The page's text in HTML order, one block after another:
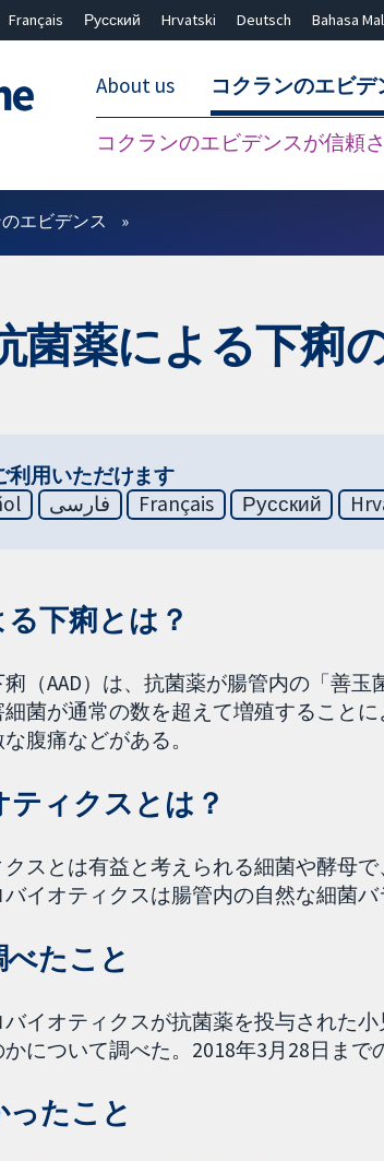
Français Русский Hrvatski Deutsch Bahasa
About us コクランのエビデ
コクランのエビデンスが信頼
エビデンス
菌薬による下痢
利用いただけます
فارسی Français Русский
下痢とは？
（AAD）は、抗菌薬が腸管内の「善
菌が通常の数を超えて増殖すること
腹痛などがある。
ティクスとは？
スとは有益と考えられる細菌や酵母
イオティクスは腸管内の自然な細菌バ
たこと
イオティクスが抗菌薬を投与された
について調べた。2018年3月28日まで
たこと